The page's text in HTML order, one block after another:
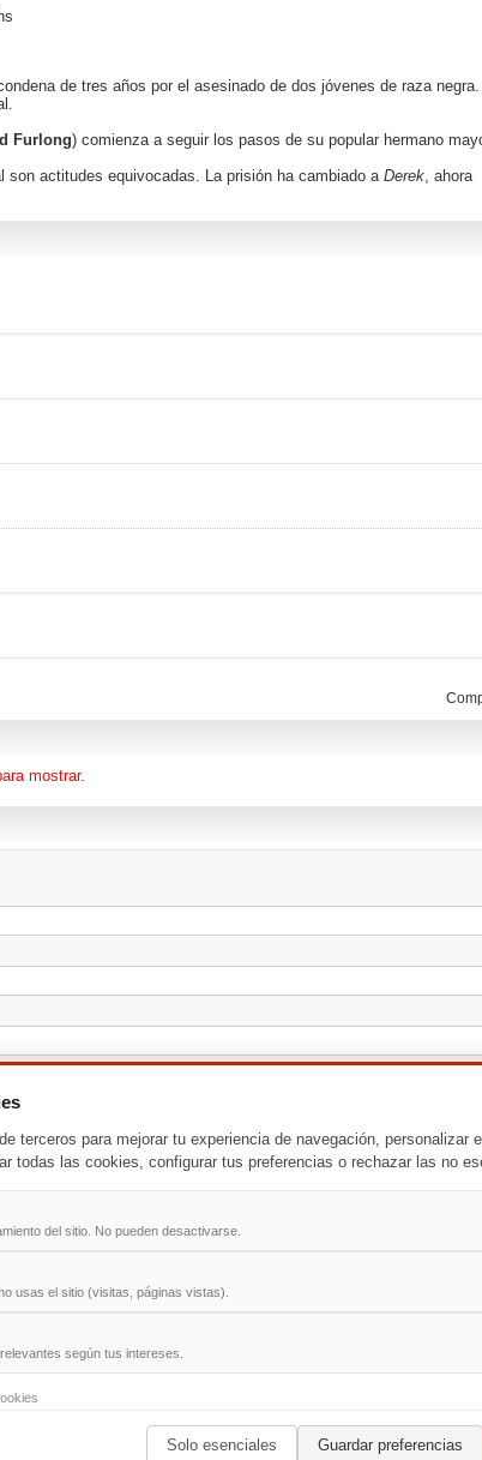
de tres años por el asesinado de dos jóvenes de raza negra.
Furlong) comienza a seguir los pasos de su popular hermano
actitudes equivocadas. La prisión ha cambiado a Derek, ahora
mostrar.
-W-X-Y-Z
terceros para mejorar tu experiencia de navegación, personalizar
todas las cookies, configurar tus preferencias o rechazar las no
del sitio. No pueden desactivarse.
usas el sitio (visitas, páginas vistas).
según tus intereses.
Solo esenciales Guardar preferencias